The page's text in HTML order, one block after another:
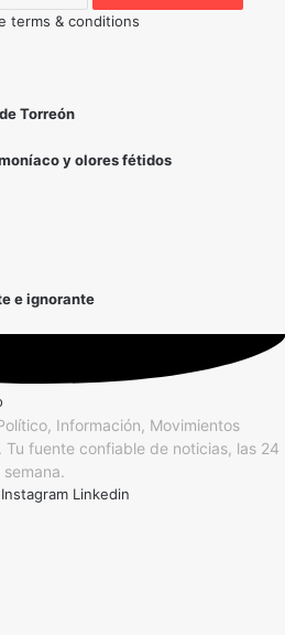
terms & conditions
Torreón
y olores fétidos
e ignorante
Información, Movimientos
fuente confiable de noticias, las 24
Instagram Linkedin